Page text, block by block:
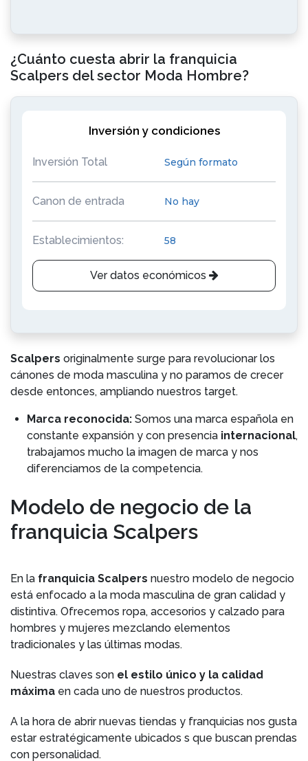
¿Cuánto cuesta abrir la franquicia
Scalpers del sector Moda Hombre?
Inversión y condiciones
Inversión Total Según formato
Canon de entrada No hay
Establecimientos: 58
Ver datos económicos
Scalpers originalmente surge para revolucionar los
cánones de moda masculina y no paramos de crecer
desde entonces, ampliando nuestros target.
Marca reconocida: Somos una marca española en
constante expansión y con presencia internacional,
trabajamos mucho la imagen de marca y nos
diferenciamos de la competencia.
Modelo de negocio de la
franquicia Scalpers
En la franquicia Scalpers nuestro modelo de negocio
está enfocado a la moda masculina de gran calidad y
distintiva. Ofrecemos ropa, accesorios y calzado para
hombres y mujeres mezclando elementos
tradicionales y las últimas modas.
Nuestras claves son el estilo único y la calidad
máxima en cada uno de nuestros productos.
A la hora de abrir nuevas tiendas y franquicias nos gusta
estar estratégicamente ubicados s que buscan prendas
con personalidad.